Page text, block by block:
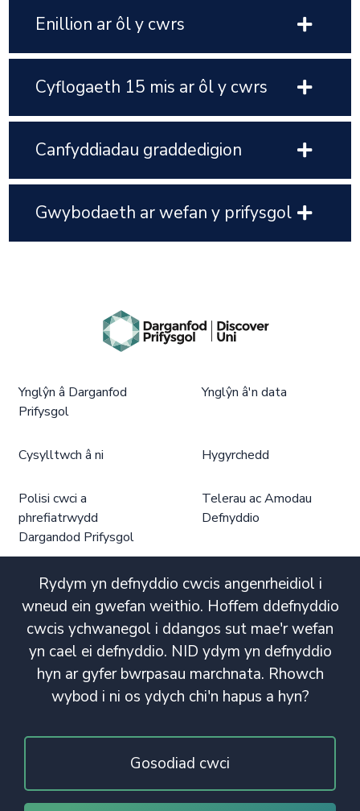
Enillion ar ôl y cwrs
Cyflogaeth 15 mis ar ôl y cwrs
Canfyddiadau graddedigion
Gwybodaeth ar wefan y prifysgol
Rydym yn defnyddio cwcis angenrheidiol i
wneud ein gwefan weithio. Hoffem ddefnyddio
cwcis ychwanegol i ddangos sut mae'r wefan
yn cael ei defnyddio. NID ydym yn defnyddio
hyn ar gyfer bwrpasau marchnata. Rhowch
wybod i ni os ydych chi'n hapus a hyn?
Gosodiad cwci
Ynglŷn â Darganfod
Prifysgol
Ynglŷn â'n data
Cysylltwch â ni Hygyrchedd
Polisi cwci a
phrefiatrwydd
Dargandod Prifysgol
Telerau ac Amodau
Defnyddio